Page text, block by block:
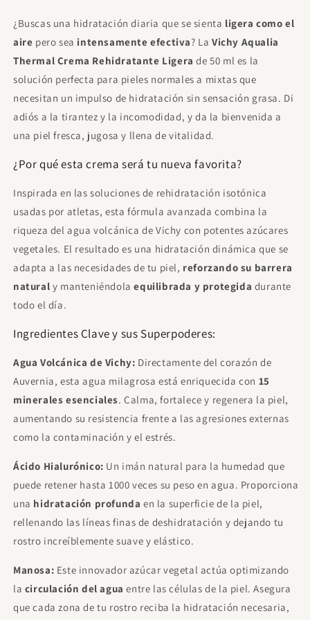
Yacht Man Trillion Eau de Toilette Para
Hombre 100ml
€11.95 Gratis
Proraso After Shave Refrescante, con
€21.00 Gratis
Gasta€120.00para desbloquear.
Sol De Janeiro - Beija Flor Elasti Cream
€23.00 Gratis
¿Buscas una hidratación diaria que se sienta ligera como el
aire pero sea intensamente efectiva? LaVichy Aqualia
Thermal Crema Rehidratante Ligera de 50 ml es la
solución perfecta para pieles normales a mixtas que
necesitan un impulso de hidratación sin sensación grasa. Di
adiós a la tirantez y la incomodidad, y da la bienvenida a
una piel fresca, jugosa y llena de vitalidad.
¿Por qué esta crema será tu nueva favorita?
Inspirada en las soluciones de rehidratación isotónica
usadas por atletas, esta fórmula avanzada combina la
riqueza del agua volcánica de Vichy con potentes azúcares
vegetales. El resultado es una hidratación dinámica que se
adapta a las necesidades de tu piel, reforzando su barrera
natural y manteniéndolaequilibrada y protegida durante
todo el día.
Ingredientes Clave y sus Superpoderes:
Agua Volcánica de Vichy: Directamente del corazón de
Auvernia, esta agua milagrosa está enriquecida con 15
minerales esenciales. Calma, fortalece y regenera la piel,
aumentando su resistencia frente a las agresiones externas
como la contaminación y el estrés.
Ácido Hialurónico: Un imán natural para la humedad que
puede retener hasta 1000 veces su peso en agua. Proporciona
una hidratación profunda en la superficie de la piel,
rellenando las líneas finas de deshidratación y dejando tu
rostro increíblemente suave y elástico.
Manosa: Este innovador azúcar vegetal actúa optimizando
la circulación del agua entre las células de la piel. Asegura
que cada zona de tu rostro reciba la hidratación necesaria,